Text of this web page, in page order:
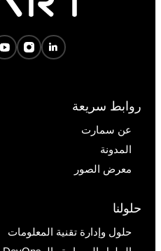
روابط سريعة
عن سمارت
المدونة
معرض الصور
حلولنا
حلول وإدارة تقنية المعلومات